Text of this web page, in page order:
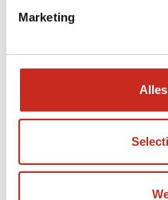
Marketing
Egypte
Het klassieke Egypte